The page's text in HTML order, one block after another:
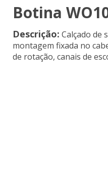
Botina
Descrição: Calçado de
montagem fixada no
de rotação, canais de